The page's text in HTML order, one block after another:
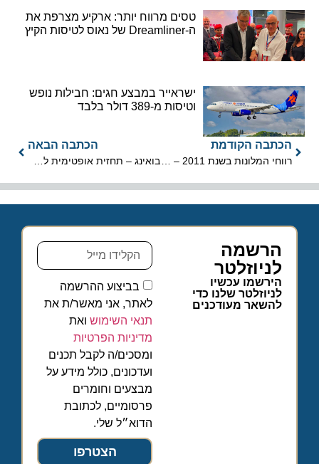
טסים מרווח יותר: ארקיע מצרפת את
ה-Dreamliner של נאוס לטיסות הקיץ
ישראייר במבצע חגים: חבילות נופש
וטיסות מ-389 דולר בלבד
הכתבה הקודמת הכתבה הבאה
הרשמה
לניוזלטר
הירשמו עכשיו
לניוזלטר שלנו כדי
להשאר מעודכנים
בביצוע ההרשמה
לאתר, אני מאשר/ת את
תנאי השימוש ואת
מדיניות הפרטיות
ומסכים/ה לקבל תכנים
ועדכונים, כולל מידע על
מבצעים וחומרים
פרסומיים, לכתובת
הדוא״ל שלי.
הצטרפו